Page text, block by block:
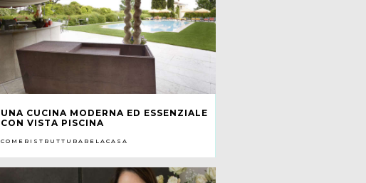
UNA CUCINA MODERNA ED ESSENZIALE
CON VISTA PISCINA
COMERISTRUTTURARELACASA